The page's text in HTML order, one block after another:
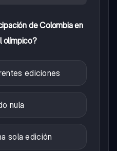
de Colombia en
olímpico?
ediciones
nula
sola edición